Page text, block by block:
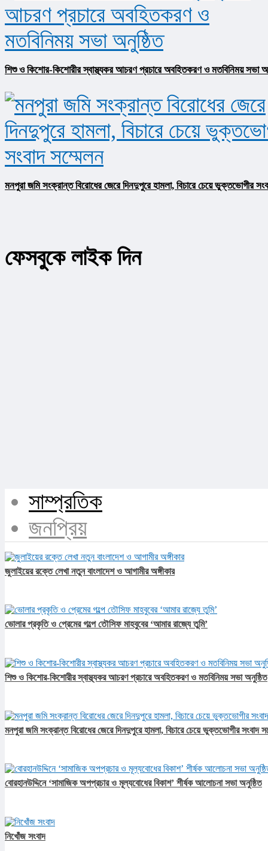
শিশু ও কিশোর-কিশোরীর স্বাস্থ্যকর আচরণ প্রচারে অবহিতকরণ ও মতবিনিময় সভা
মনপুরা জমি সংক্রান্ত বিরোধের জেরে দিনদুপুরে হামলা, বিচারে চেয়ে ভুক্তভোগীর
ফেসবুকে লাইক দিন
সাম্প্রতিক
জনপ্রিয়
জুলাইয়ের রক্তে লেখা নতুন বাংলাদেশ ও আগামীর অঙ্গীকার​
ভোলার প্রকৃতি ও প্রেমের গল্পে তৌসিফ মাহবুবের ‘আমার রাজ্যে তুমি’
শিশু ও কিশোর-কিশোরীর স্বাস্থ্যকর আচরণ প্রচারে অবহিতকরণ ও মতবিনিময় সভা অনুষ্ঠিত
মনপুরা জমি সংক্রান্ত বিরোধের জেরে দিনদুপুরে হামলা, বিচারে চেয়ে ভুক্তভোগীর সংবাদ
বোরহানউদ্দিনে ‘সামাজিক অপপ্রচার ও মূল্যবোধের বিকাশ’ শীর্ষক আলোচনা সভা অনুষ্ঠিত
নিখোঁজ সংবাদ